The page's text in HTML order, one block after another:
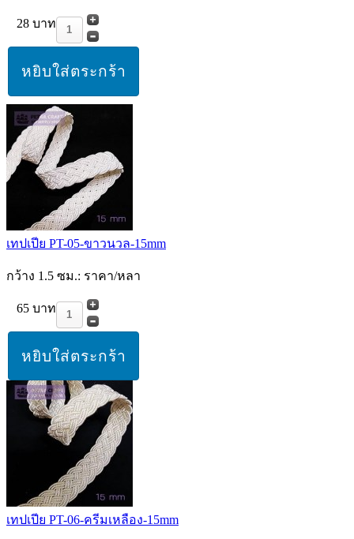
28 บาท
เทปเปีย PT-05-ขาวนวล-15mm
กว้าง 1.5 ซม.: ราคา/หลา
65 บาท
เทปเปีย PT-06-ครีมเหลือง-15mm